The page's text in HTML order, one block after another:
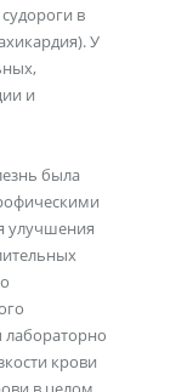
в
У
и
была
улучшения
лабораторно
крови